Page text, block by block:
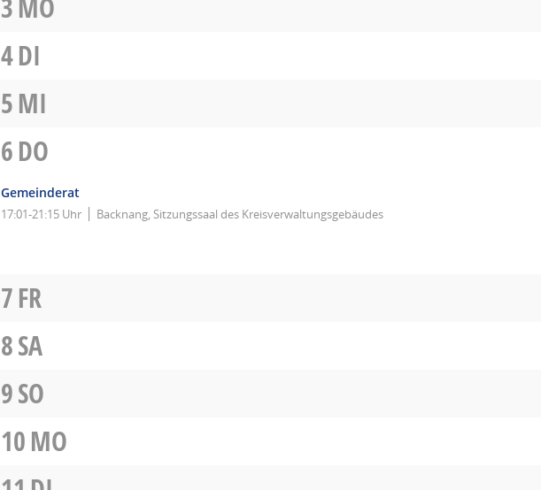
3 MO
4DI
5MI
6DO
Gemeinderat
17:01-21:15 Uhr Backnang, Sitzungssaal des Kreisverwaltungsgebäudes
7FR
8SA
9SO
10MO